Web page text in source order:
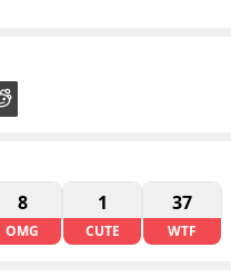
8
OMG
1
CUTE
37
WTF